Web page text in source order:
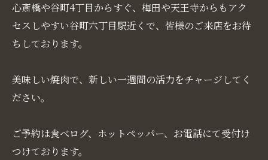
心斎橋や谷町4丁目からすぐ、梅田や天王寺からもアク
セスしやすい谷町六丁目駅近くで、皆様のご来店をお待
ちしております。
美味しい焼肉で、新しい一週間の活力をチャージしてく
ださい。
ご予約は食べログ、ホットペッパー、お電話にて受付け
つけております。